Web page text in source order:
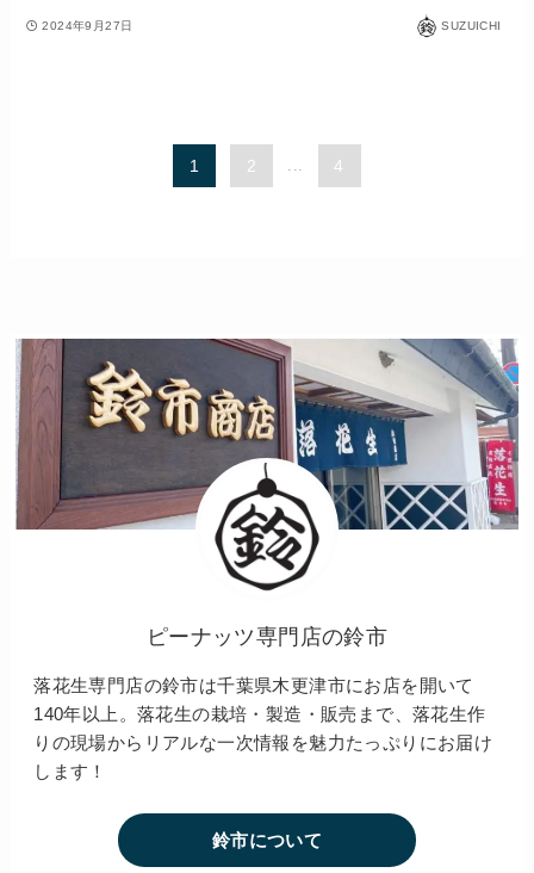
2024年9月27日 SUZUICHI
1 2 ... 4
ピーナッツ専門店の鈴市
落花生専門店の鈴市は千葉県木更津市にお店を開いて
140年以上。落花生の栽培・製造・販売まで、落花生作
りの現場からリアルな一次情報を魅力たっぷりにお届け
します！
鈴市について